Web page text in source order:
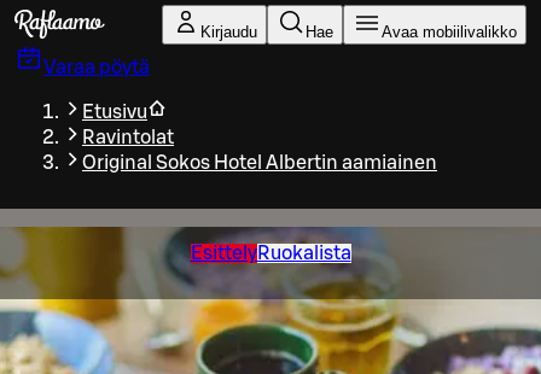
Siirry pääsisältöön
Kirjaudu Hae Avaa mobiilivalikko
Varaa pöytä
Etusivu
Ravintolat
Original Sokos Hotel Albertin aamiainen
EsittelyRuokalista